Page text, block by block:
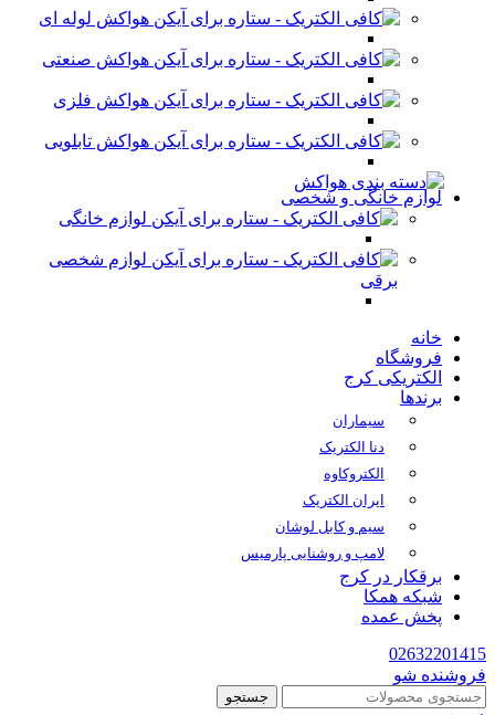
هواکش لوله ای
هواکش صنعتی
هواکش فلزی
هواکش تابلویی
لوازم خانگی و شخصی
لوازم خانگی
لوازم شخصی
برقی
خانه
فروشگاه
الکتریکی کرج
برندها
سیماران
دنا الکتریک
الکتروکاوه
ایران الکتریک
سیم و کابل لوشان
لامپ و روشنایی پارمیس
برقکار در کرج
شبکه همکا
پخش عمده
02632201415
فروشنده شو
جستجو